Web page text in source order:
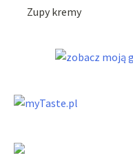
Zupy kremy